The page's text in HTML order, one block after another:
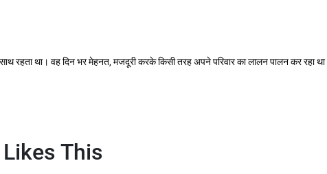
रहता था। वह दिन भर मेहनत, मजदूरी करके किसी तरह अपने परिवार का लालन पालन कर रहा
This